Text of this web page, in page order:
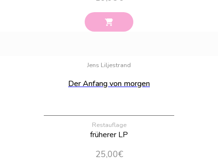
Jens Liljestrand
Der Anfang von morgen
Restauflage
früherer LP
25,00€